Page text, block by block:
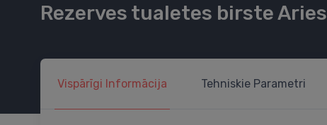
Rezerves tualetes birste Aries
Vispārīgi Informācija Tehniskie Parametri